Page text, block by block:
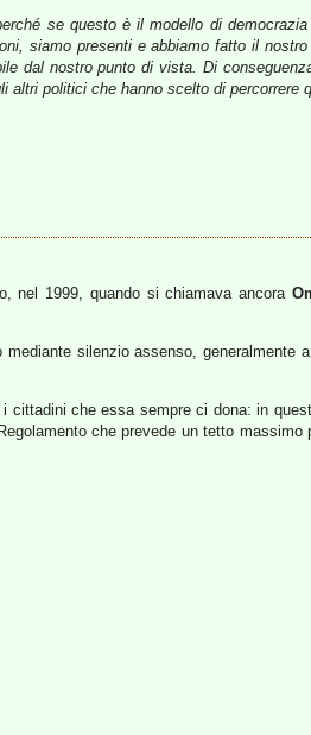
se questo è il modello di
siamo presenti e abbiamo fatto il
dal nostro punto di vista. Di
politici che hanno scelto di percorrere
nel 1999, quando si chiamava ancora
silenzio assenso, generalmente
cittadini che essa sempre ci dona: in
che prevede un tetto